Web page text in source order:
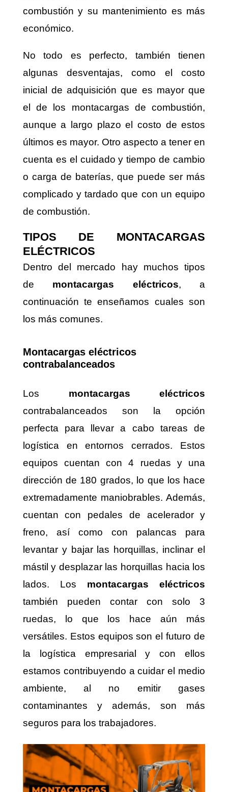
combustión y su mantenimiento es más
económico.
No todo es perfecto, también tienen
algunas desventajas, como el costo
inicial de adquisición que es mayor que
el de los montacargas de combustión,
aunque a largo plazo el costo de estos
últimos es mayor. Otro aspecto a tener en
cuenta es el cuidado y tiempo de cambio
o carga de baterías, que puede ser más
complicado y tardado que con un equipo
de combustión.
TIPOS DE MONTACARGAS
ELÉCTRICOS
Dentro del mercado hay muchos tipos
de montacargas eléctricos, a
continuación te enseñamos cuales son
los más comunes.
Montacargas eléctricos
contrabalanceados
Los montacargas eléctricos
contrabalanceados son la opción
perfecta para llevar a cabo tareas de
logística en entornos cerrados. Estos
equipos cuentan con 4 ruedas y una
dirección de 180 grados, lo que los hace
extremadamente maniobrables. Además,
cuentan con pedales de acelerador y
freno, así como con palancas para
levantar y bajar las horquillas, inclinar el
mástil y desplazar las horquillas hacia los
lados. Los montacargas eléctricos
también pueden contar con solo 3
ruedas, lo que los hace aún más
versátiles. Estos equipos son el futuro de
la logística empresarial y con ellos
estamos contribuyendo a cuidar el medio
ambiente, al no emitir gases
contaminantes y además, son más
seguros para los trabajadores.